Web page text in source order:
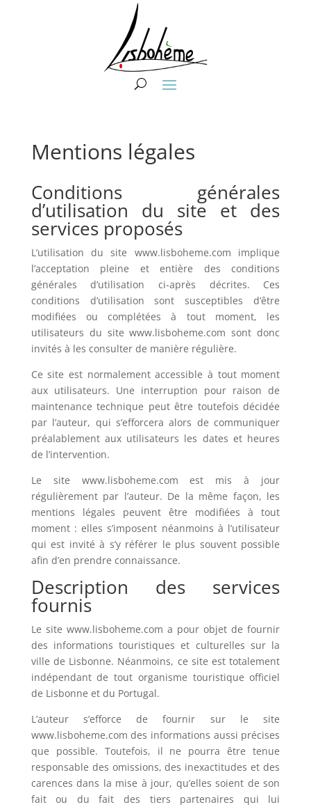
Mentions légales
Conditions générales
d’utilisation du site et des
services proposés
L’utilisation du site www.lisboheme.com implique
l’acceptation pleine et entière des conditions
générales d’utilisation ci-après décrites. Ces
conditions d’utilisation sont susceptibles d’être
modifiées ou complétées à tout moment, les
utilisateurs du site www.lisboheme.com sont donc
invités à les consulter de manière régulière.
Ce site est normalement accessible à tout moment
aux utilisateurs. Une interruption pour raison de
maintenance technique peut être toutefois décidée
par l’auteur, qui s’efforcera alors de communiquer
préalablement aux utilisateurs les dates et heures
de l’intervention.
Le site www.lisboheme.com est mis à jour
régulièrement par l’auteur. De la même façon, les
mentions légales peuvent être modifiées à tout
moment : elles s’imposent néanmoins à l’utilisateur
qui est invité à s’y référer le plus souvent possible
afin d’en prendre connaissance.
Description des services
fournis
Le site www.lisboheme.com a pour objet de fournir
des informations touristiques et culturelles sur la
ville de Lisbonne. Néanmoins, ce site est totalement
indépendant de tout organisme touristique officiel
de Lisbonne et du Portugal.
L’auteur s’efforce de fournir sur le site
www.lisboheme.com des informations aussi précises
que possible. Toutefois, il ne pourra être tenue
responsable des omissions, des inexactitudes et des
carences dans la mise à jour, qu’elles soient de son
fait ou du fait des tiers partenaires qui lui